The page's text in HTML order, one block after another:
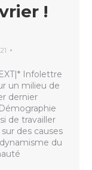
!
Infolettre
un milieu de
dernier
de travailler
des causes
du